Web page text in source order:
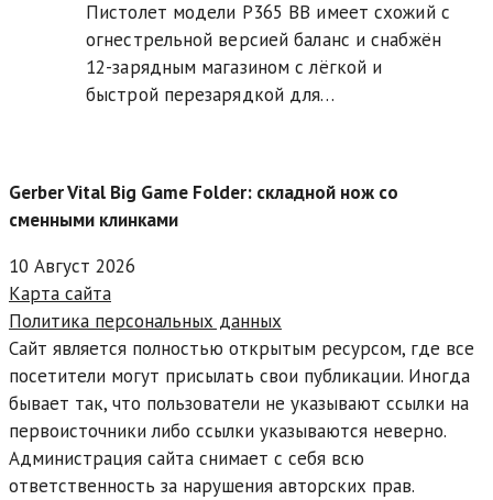
Пистолет модели P365 BB имеет схожий с
огнестрельной версией баланс и снабжён
12-зарядным магазином с лёгкой и
быстрой перезарядкой для…
Gerber Vital Big Game Folder: складной нож со
сменными клинками
10 Август 2026
Карта сайта
Политика персональных данных
Сайт является полностью открытым ресурсом, где все
посетители могут присылать свои публикации. Иногда
бывает так, что пользователи не указывают ссылки на
первоисточники либо ссылки указываются неверно.
Администрация сайта снимает с себя всю
ответственность за нарушения авторских прав.